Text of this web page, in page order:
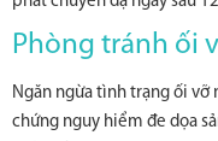
Phòng tránh ối
Ngăn ngừa tình trạng ối
chứng nguy hiểm đe dọa